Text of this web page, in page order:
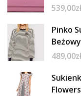
539,00zł
Pinko
489,00zł